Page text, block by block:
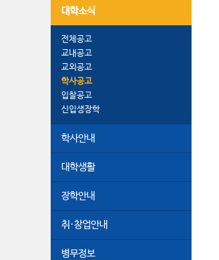
대학소식
전체공고
교내공고
교외공고
학사공고
입찰공고
신입생장학
학사안내
대학생활
장학안내
취·창업안내
병무정보